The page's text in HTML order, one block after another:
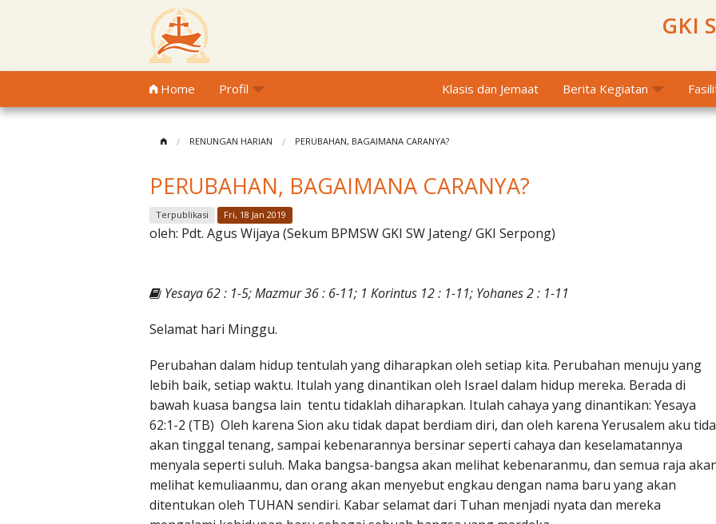
GKI
Home Profil Klasis dan Jemaat Berita Kegiatan
RENUNGAN HARIAN PERUBAHAN, BAGAIMANA CARANYA?
PERUBAHAN, BAGAIMANA CARANYA?
Terpublikasi Fri, 18 Jan 2019
oleh: Pdt. Agus Wijaya (Sekum BPMSW GKI SW Jateng/ GKI Serpong)
Yesaya 62 : 1-5; Mazmur 36 : 6-11; 1 Korintus 12 : 1-11; Yohanes 2 : 1-11
Selamat hari Minggu.
Perubahan dalam hidup tentulah yang diharapkan oleh setiap kita. Perubahan menuju yang
lebih baik, setiap waktu. Itulah yang dinantikan oleh Israel dalam hidup mereka. Berada di
bawah kuasa bangsa lain tentu tidaklah diharapkan. Itulah cahaya yang dinantikan: Yesaya
62:1-2 (TB) Oleh karena Sion aku tidak dapat berdiam diri, dan oleh karena Yerusalem aku
akan tinggal tenang, sampai kebenarannya bersinar seperti cahaya dan keselamatannya
menyala seperti suluh. Maka bangsa-bangsa akan melihat kebenaranmu, dan semua raja
melihat kemuliaanmu, dan orang akan menyebut engkau dengan nama baru yang akan
ditentukan oleh TUHAN sendiri. Kabar selamat dari Tuhan menjadi nyata dan mereka